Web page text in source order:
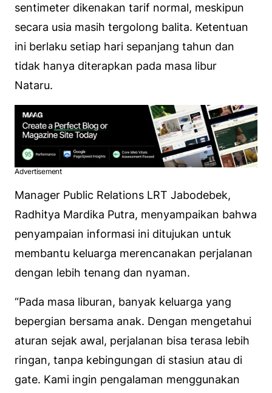
sentimeter dikenakan tarif normal, meskipun
secara usia masih tergolong balita. Ketentuan
ini berlaku setiap hari sepanjang tahun dan
tidak hanya diterapkan pada masa libur
Nataru.
Advertisement
Manager Public Relations LRT Jabodebek,
Radhitya Mardika Putra, menyampaikan bahwa
penyampaian informasi ini ditujukan untuk
membantu keluarga merencanakan perjalanan
dengan lebih tenang dan nyaman.
“Pada masa liburan, banyak keluarga yang
bepergian bersama anak. Dengan mengetahui
aturan sejak awal, perjalanan bisa terasa lebih
ringan, tanpa kebingungan di stasiun atau di
gate. Kami ingin pengalaman menggunakan